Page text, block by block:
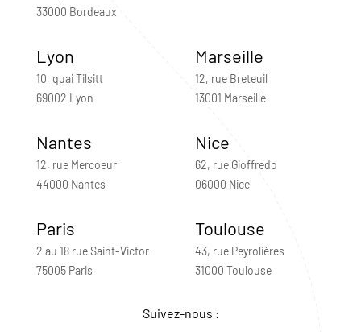
33000 Bordeaux
Lyon
10, quai Tilsitt
69002 Lyon
Marseille
12, rue Breteuil
13001 Marseille
Nantes
12, rue Mercoeur
44000 Nantes
Nice
62, rue Gioffredo
06000 Nice
Paris
2 au 18 rue Saint-Victor
75005 Paris
Toulouse
43, rue Peyrolières
31000 Toulouse
Suivez-nous :